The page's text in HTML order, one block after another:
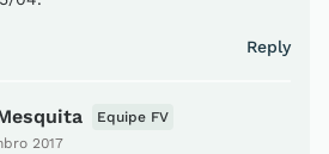
Reply
2017
Equipe FV